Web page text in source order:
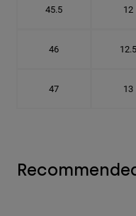
45.5 12
46 12.5
47 13